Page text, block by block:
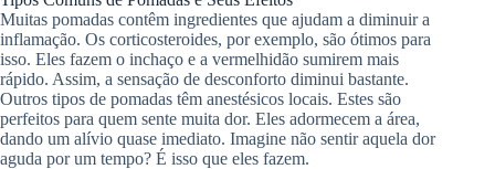
Muitas pomadas contêm ingredientes que ajudam a diminuir a
inflamação. Os corticosteroides, por exemplo, são ótimos para
isso. Eles fazem o inchaço e a vermelhidão sumirem mais
rápido. Assim, a sensação de desconforto diminui bastante.
Outros tipos de pomadas têm anestésicos locais. Estes são
perfeitos para quem sente muita dor. Eles adormecem a área,
dando um alívio quase imediato. Imagine não sentir aquela dor
aguda por um tempo? É isso que eles fazem.